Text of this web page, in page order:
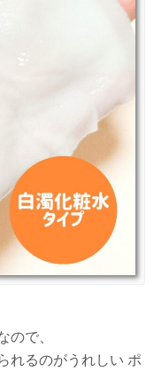
ので、
れるのがうれしい ポ